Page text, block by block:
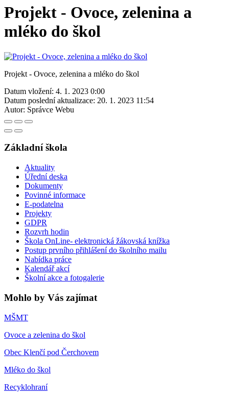
Projekt - Ovoce, zelenina a
mléko do škol
Projekt - Ovoce, zelenina a mléko do škol
Datum vložení: 4. 1. 2023 0:00
Datum poslední aktualizace: 20. 1. 2023 11:54
Autor: Správce Webu
Základní škola
Aktuality
Úřední deska
Dokumenty
Povinné informace
E-podatelna
Projekty
GDPR
Rozvrh hodin
Škola OnLine- elektronická žákovská knížka
Postup prvního přihlášení do školního mailu
Nabídka práce
Kalendář akcí
Školní akce a fotogalerie
Mohlo by Vás zajímat
MŠMT
Ovoce a zelenina do škol
Obec Klenčí pod Čerchovem
Mléko do škol
Recyklohraní